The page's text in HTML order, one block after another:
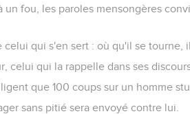
fou, les paroles mensongères
qui s'en sert : où qu'il se tourne,
celui qui la rappelle dans ses
que 100 coups sur un homme
sans pitié sera envoyé contre lui.